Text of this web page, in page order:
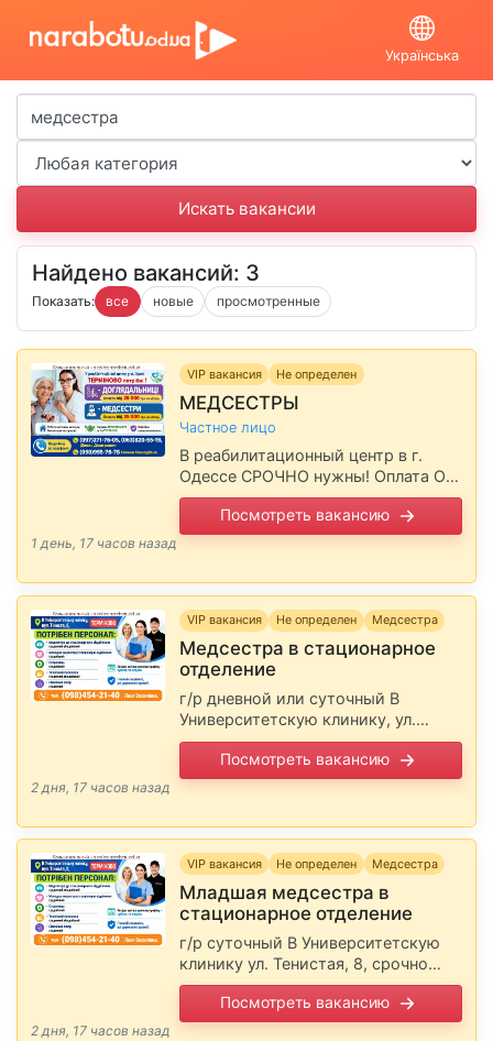
Українська
Найдено вакансий: 3
Показать: все новые просмотренные
VIP вакансия Не определен
МЕДСЕСТРЫ
Частное лицо
В реабилитационный центр в г.
Одессе СРОЧНО нужны! Оплата ОТ
35 000 грн. в месяц. Работа
вахтовым методом. Желательно
для иногородних. Предоставляем
Посмотреть вакансию
1 день, 17 часов назад
VIP вакансия Не определен Медсестра
Медсестра в стационарное
отделение
г/р дневной или суточный В
Университетскую клинику, ул.
Тенистая, 8, срочно требуется
персонал. Выходные дни при
дневном графике - суббота и
…
Посмотреть вакансию
2 дня, 17 часов назад
VIP вакансия Не определен Медсестра
Младшая медсестра в
стационарное отделение
г/р суточный В Университетскую
клинику ул. Тенистая, 8, срочно
требуется персонал. Выходные дни
при дневном графике - суббота и
воскресенье. Полный соцпакет, все
Посмотреть вакансию
2 дня, 17 часов назад